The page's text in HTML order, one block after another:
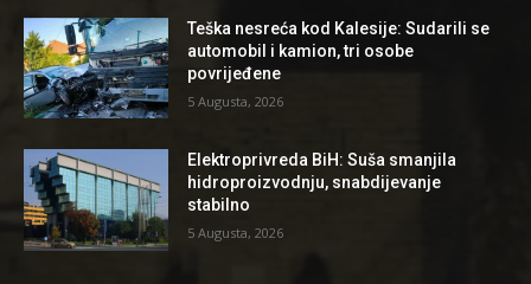
Teška nesreća kod Kalesije: Sudarili se
automobil i kamion, tri osobe
povrijeđene
5 Augusta, 2026
Elektroprivreda BiH: Suša smanjila
hidroproizvodnju, snabdijevanje
stabilno
5 Augusta, 2026